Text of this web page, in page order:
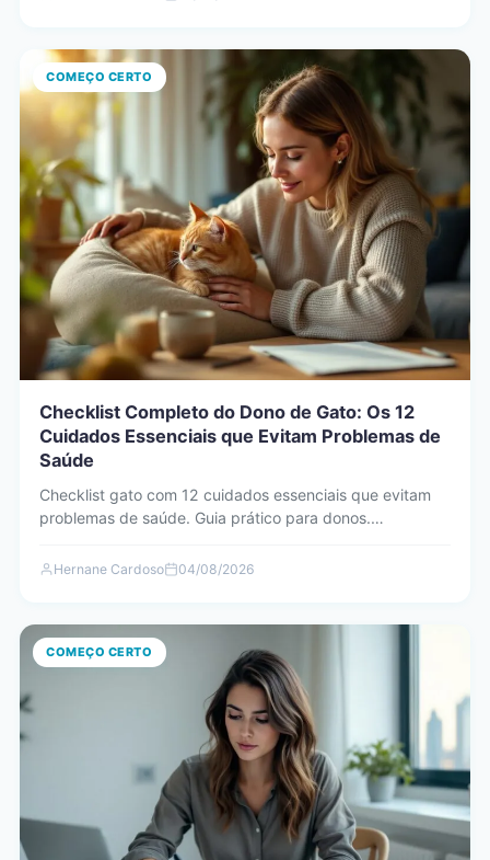
COMEÇO CERTO
Checklist Completo do Dono de Gato: Os 12
Cuidados Essenciais que Evitam Problemas de
Saúde
Checklist gato com 12 cuidados essenciais que evitam
problemas de saúde. Guia prático para donos.
Hernane Cardoso 04/08/2026
COMEÇO CERTO